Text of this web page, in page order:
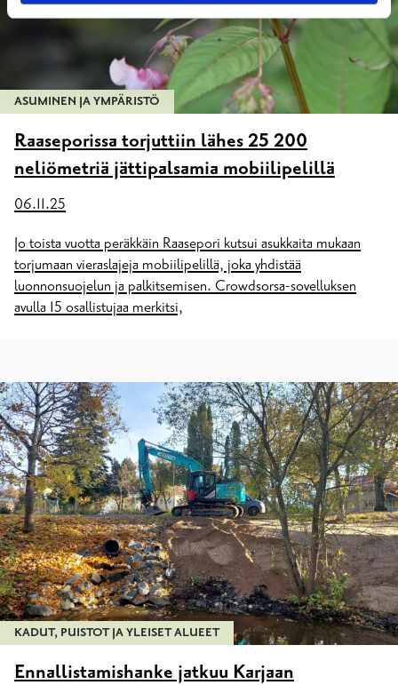
ASUMINEN JA YMPÄRISTÖ
Raaseporissa torjuttiin lähes 25 200
neliömetriä jättipalsamia mobiilipelillä
06.11.25
Jo toista vuotta peräkkäin Raasepori kutsui asukkaita mukaan
torjumaan vieraslajeja mobiilipelillä, joka yhdistää
luonnonsuojelun ja palkitsemisen. Crowdsorsa-sovelluksen
avulla 15 osallistujaa merkitsi,
KADUT, PUISTOT JA YLEISET ALUEET
Ennallistamishanke jatkuu Karjaan